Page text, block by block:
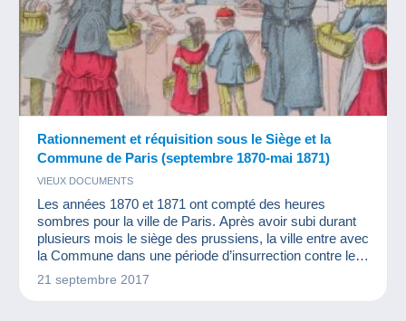
Rationnement et réquisition sous le Siège et la
Commune de Paris (septembre 1870-mai 1871)
VIEUX DOCUMENTS
Les années 1870 et 1871 ont compté des heures
sombres pour la ville de Paris. Après avoir subi durant
plusieurs mois le siège des prussiens, la ville entre avec
la Commune dans une période d’insurrection contre le
gouvernement français. La population parisienne a faim
et l’organisation pour la nourrir passe par les bons de
21 septembre 2017